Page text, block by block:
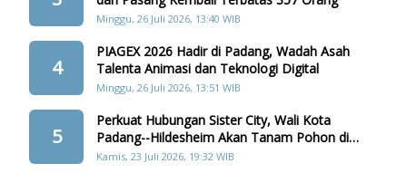
Minggu, 26 Juli 2026, 13:40 WIB
4
PIAGEX 2026 Hadir di Padang, Wadah Asah
Talenta Animasi dan Teknologi Digital
Minggu, 26 Juli 2026, 13:51 WIB
5
Perkuat Hubungan Sister City, Wali Kota
Padang--Hildesheim Akan Tanam Pohon di
Batang Arau
Kamis, 23 Juli 2026, 19:32 WIB